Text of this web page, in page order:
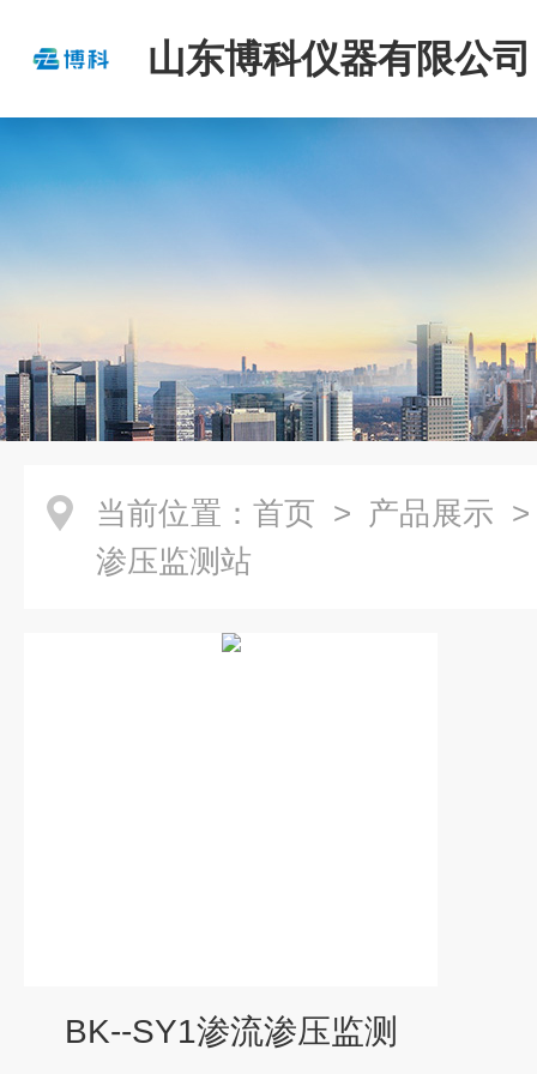
山东博科仪器有限公司
当前位置： 首页 > 产品展示
渗压监测站
BK--SY1渗流渗压监测